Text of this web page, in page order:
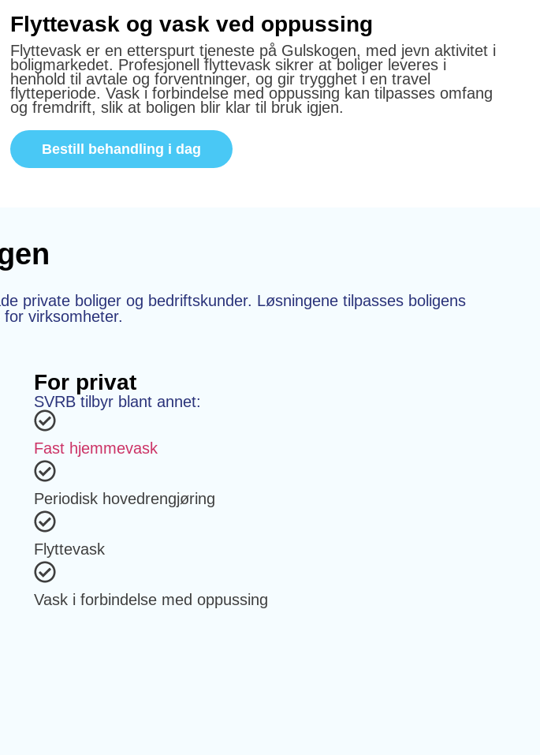
Flyttevask og vask ved oppussing
Flyttevask er en etterspurt tjeneste på Gulskogen, med jevn aktivitet i
boligmarkedet. Profesjonell flyttevask sikrer at boliger leveres i
henhold til avtale og forventninger, og gir trygghet i en travel
flytteperiode. Vask i forbindelse med oppussing kan tilpasses omfang
og fremdrift, slik at boligen blir klar til bruk igjen.
Bestill behandling i dag
private boliger og bedriftskunder. Løsningene tilpasses boligens
virksomheter.
For privat
SVRB tilbyr blant annet:
Fast hjemmevask
Periodisk hovedrengjøring
Flyttevask
Vask i forbindelse med oppussing